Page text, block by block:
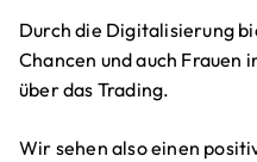
Durch die Digitalisierung
Chancen und auch Frauen
über das Trading.
Wir sehen also einen